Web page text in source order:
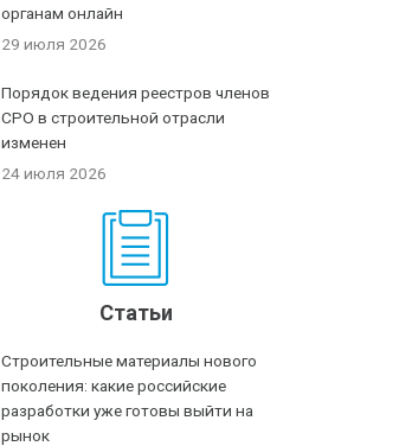
органам онлайн
29 июля 2026
Порядок ведения реестров членов
СРО в строительной отрасли
изменен
24 июля 2026
Статьи
Строительные материалы нового
поколения: какие российские
разработки уже готовы выйти на
рынок